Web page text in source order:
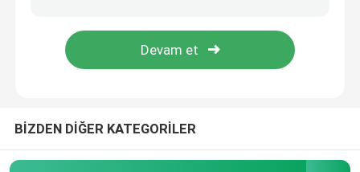
BİZDEN DİĞER KATEGORİLER